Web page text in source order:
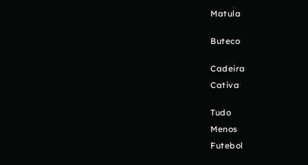
Matula
Buteco
Cadeira
Cativa
Tudo
Menos
Futebol